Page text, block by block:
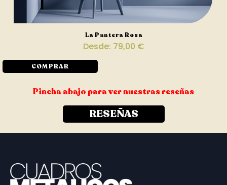
La Pantera Rosa
Desde: 79,00 €
COMPRAR
Pincha abajo para ver nuestras reseñas
RESEÑAS